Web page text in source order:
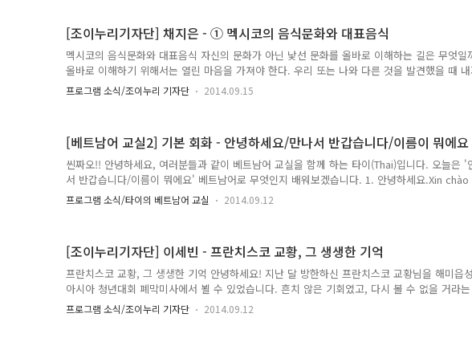
프레타포르테. 오트쿠튀르는 현재 파리에서..
[조이누리기자단] 채지은 - ① 멕시코의 음식문화와 대표음식
멕시코의 음식문화와 대표음식 자신의 문화가 아닌 낯선 문화를 올바로 이해하는 길은 무엇일
올바로 이해하기 위해서는 열린 마음을 가져야 한다. 우리 또는 나와 다른 것을 발견했을 때
의 관점에서 판단하고 평가하기 보다는 그 문화를 일구어온 사람들의 관점에서 이해하려고 해
의 세계화와 정보화, 인적 ․ 물적 자원의 자유로운 이동 등으로 서로 다른 문화를 가진 사람들
른 문화를 효율적으로 이해하는 방법 중의 하나라고 생각한다. 뜨거운 사막과 붉은 꽃의..
프로그램 소식/조이누리 기자단 2014.09.15
[베트남어 교실2] 기본 회화 - 안녕하세요/만나서 반갑습니다/이름이 뭐에요
씬짜오!! 안녕하세요, 여러분들과 같이 베트남어 교실을 함께 하는 타이(Thai)입니다. 오늘은 '
서 반갑습니다/이름이 뭐에요' 베트남어로 무엇인지 배워보겠습니다. 1. 안녕하세요.Xin
인) *처음 만났을 때, 예의 바르게 흔히 쓰이는 인사말입니다.*손 아랫 사람에게 인사할 때는
써도 됩니다.*xin : 간청하다, 요구하다 2. 만나서 반갑습니다.A: Rất vui được gặp anh. (젖
프로그램 소식/타이의 베트남어 교실 2014.09.12
[조이누리기자단] 이세빈 - 프란치스코 교황, 그 생생한 기억
프란치스코 교황, 그 생생한 기억 안녕하세요! 지난 달 방한하신 프란치스코 교황님을 해미읍
아시아 청년대회 폐막미사에서 뵐 수 있었습니다. 흔치 않은 기회였고, 다시 볼 수 없을 거라
더욱 벅찼습니다.서산 해미읍성에서 폐막미사가 진행되어 한참이 걸려 도착했습니다. 우리나라
서 왜 서산 해미읍성에서 개최하게 되었는지 잘 몰랐는데 알고 보니 해미가 바로 천주교 순교의
프로그램 소식/조이누리 기자단 2014.09.12